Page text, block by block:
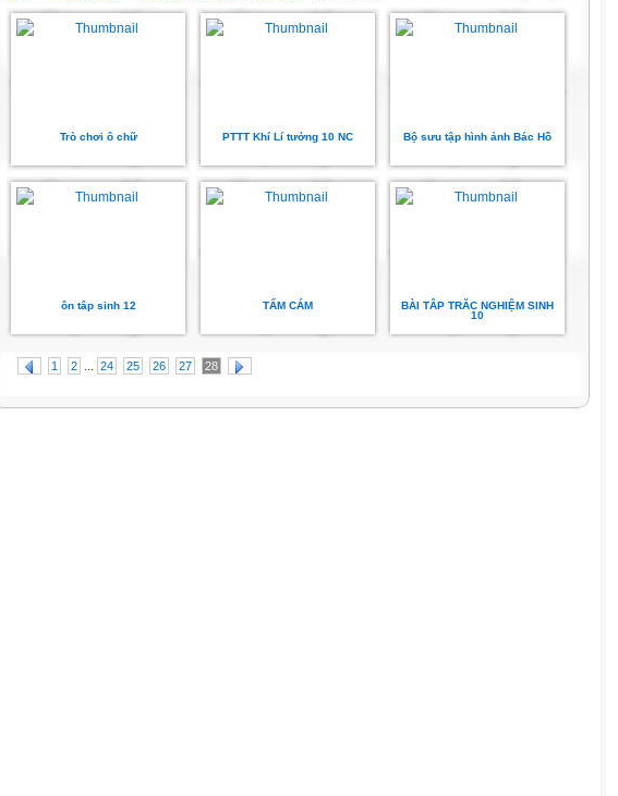
Trò chơi ô chữ PTTT Khí Lí tưởng 10 NC Bộ sưu tập hình ảnh Bác Hồ
ôn tâp sinh 12 TẤM CÁM
BÀI TÂP TRĂC NGHIỆM SINH
10
1 2 ... 24 25 26 27 28